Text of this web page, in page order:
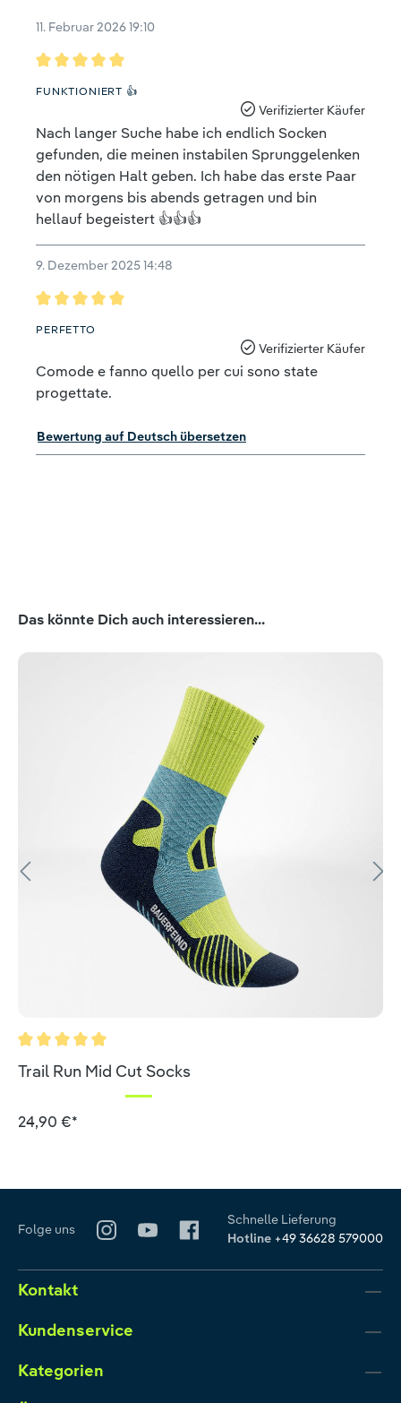
11. Februar 2026 19:10
Bewertung mit 5 von 5 Sternen
FUNKTIONIERT 👍
Verifizierter Käufer
Nach langer Suche habe ich endlich Socken
gefunden, die meinen instabilen Sprunggelenken
den nötigen Halt geben. Ich habe das erste Paar
von morgens bis abends getragen und bin
hellauf begeistert 👍👍👍
9. Dezember 2025 14:48
PERFETTO
Verifizierter Käufer
Comode e fanno quello per cui sono state
progettate.
Bewertung auf Deutsch übersetzen
Produktgalerie überspringen
Das könnte Dich auch interessieren...
Durchschnittliche Bewertung von 5 von 5 Sternen
Trail Run Mid Cut Socks
24,90 €*
Folge uns
Schnelle Lieferung
Hotline +49 36628 579000
Kontakt
Kundenservice
Kategorien